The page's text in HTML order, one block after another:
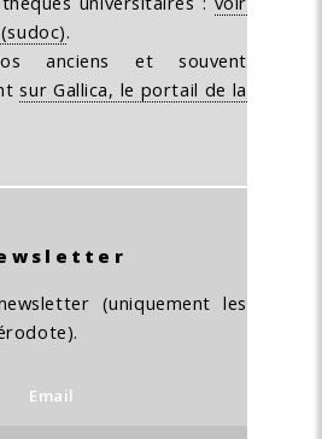
.
anciens et souvent
sur Gallica, le portail de la
(uniquement les
Email